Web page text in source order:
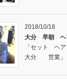
2018/10/18
大分 早朝 ヘ
「セット ヘ
大分 営業